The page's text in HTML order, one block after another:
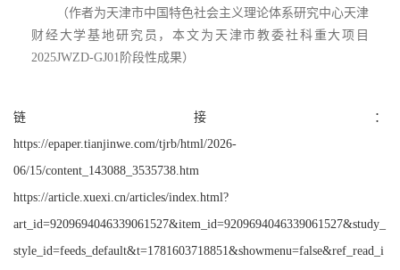
（作者为天津市中国特色社会主义理论体系研究中心天津
财经大学基地研究员，本文为天津市教委社科重大项目
2025JWZD-GJ01阶段性成果）
链接：
https://epaper.tianjinwe.com/tjrb/html/2026-
06/15/content_143088_3535738.htm
https://article.xuexi.cn/articles/index.html?
art_id=9209694046339061527&item_id=9209694046339061527&study_
style_id=feeds_default&t=1781603718851&showmenu=false&ref_read_i